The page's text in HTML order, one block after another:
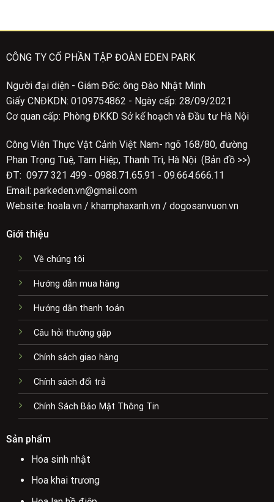
CÔNG TY CỔ PHẦN TẬP ĐOÀN EDEN PARK
Người đại diện - Giám Đốc: ông Đào Nhật Minh
Giấy CNĐKDN: 0109754862 - Ngày cấp: 28/09/2021
Cơ quan cấp: Phòng ĐKKD Sở kế hoạch và Đầu tư Hà Nội
Công Viên Thực Vật Cảnh Việt Nam- ngõ 168/80, đường
Phan Trọng Tuệ, Tam Hiệp, Thanh Trì, Hà Nội (Bản đồ >>)
ĐT: 0977 321 499 - 0988.71.65.91 - 09.664.666.11
Email: parkeden.vn@gmail.com
Website: hoala.vn / khamphaxanh.vn / dogosanvuon.vn
Giới thiệu
Về chúng tôi
Hướng dẫn mua hàng
Hướng dẫn thanh toán
Câu hỏi thường gặp
Chính sách giao hàng
Chính sách đổi trả
Chính Sách Bảo Mật Thông Tin
Sản phẩm
Hoa sinh nhật
Hoa khai trương